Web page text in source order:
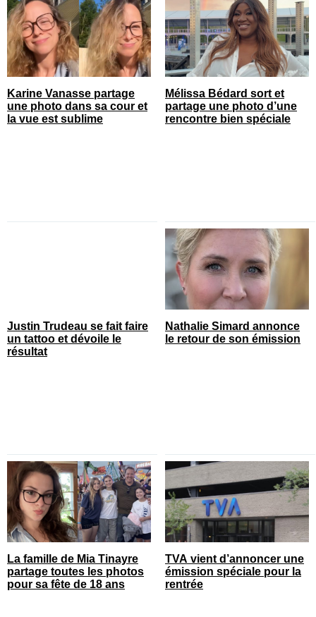
Karine Vanasse partage
une photo dans sa cour et
la vue est sublime
Mélissa Bédard sort et
partage une photo d’une
rencontre bien spéciale
Justin Trudeau se fait faire
un tattoo et dévoile le
résultat
Nathalie Simard annonce
le retour de son émission
La famille de Mia Tinayre
partage toutes les photos
pour sa fête de 18 ans
TVA vient d’annoncer une
émission spéciale pour la
rentrée